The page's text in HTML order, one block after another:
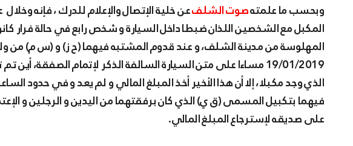
وبحسب ما علمتهصوت الشلفعن خلية الإتصال والإعلام للدرك ، فإنه
المكبل مع الشخصين اللذان ضبطا داخل السيارة و شخص رابع في حالة فرار
المهلوسة من مدينة الشلف، و عند قدوم المشتبه فيهما (ح ز) و (س م) من
19/01/2019 مساءا على متن السيارة السالفة الذكر لإتمام
فيهما بتكبيل المسمى (ق ي) الذي كان برفقتهما من اليدين و الرجلين و
على صديقه لإسترجاع المبلغ المالي.